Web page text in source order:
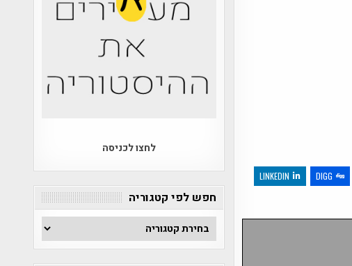
DIGG
LINKEDIN
לחצו לכניסה
חפש לפי קטגוריה
חפש
לפי
קטגוריה